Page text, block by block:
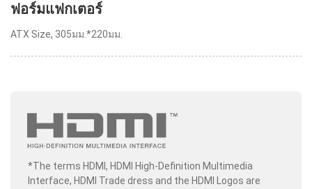
ฟอร์มแฟกเตอร์
ATX Size, 305มม.*220มม.
*The terms HDMI, HDMI High-Definition Multimedia
Interface, HDMI Trade dress and the HDMI Logos are